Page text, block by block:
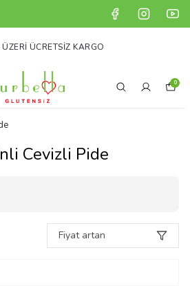
ÜCRETSIZ KARGO
0
Cevizli Pide
Fiyat artan